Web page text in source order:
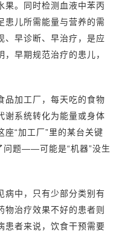
果。同时检测血液中苯丙
患儿所需能量与营养的需
、早诊断、早治疗，是应
早期规范治疗的患儿，
加工厂，每天吃的食物
谢系统转化为能量或身体
“加工厂”里的某台关键
问题——可能是“机器”没生
中，只有少部分类别有
治疗效果不好的患者则
患者来说，饮食干预需要